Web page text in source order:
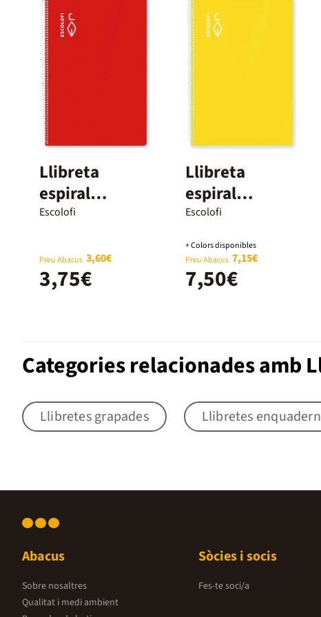
Llibreta
espiral
Escolofi A5 50
vermell
Escolofi
Preu Abacus 3,60€
3,75€
Llibreta
espiral
Escolofi A4 llis
80 fulls groc
Escolofi
+ Colors disponibles
Preu Abacus 7,15€
7,50€
Categories relacionades amb
Llibretes grapades Llibretes
Abacus
Sobre nosaltres
Qualitat i medi ambient
Sòcies i socis
Fes-te soci/a